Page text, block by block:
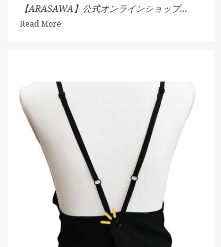
【ARASAWA】公式オンラインショップ...
Read More